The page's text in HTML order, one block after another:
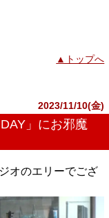
▲トップへ
2023/11/10(金)
」にお邪魔
オのエリーでござ